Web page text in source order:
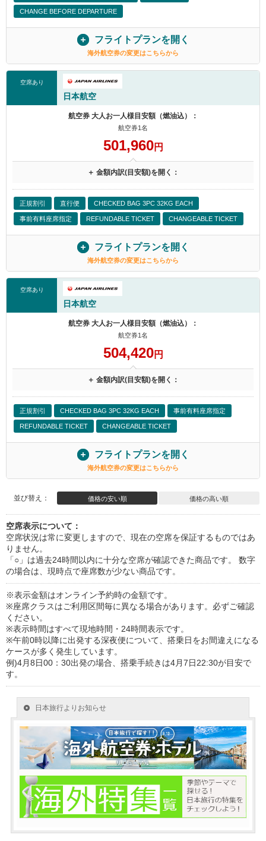
CHANGE BEFORE DEPARTURE
フライトプランを開く
海外航空券の変更はこちらから
空席あり
日本航空
航空券 大人お一人様目安額（燃油込）：
航空券1名
501,960円
＋ 金額内訳(目安額)を開く：
正規割引 直行便 CHECKED BAG 3PC 32KG EACH
事前有料座席指定 REFUNDABLE TICKET CHANGEABLE TICKET
フライトプランを開く
海外航空券の変更はこちらから
空席あり
日本航空
航空券 大人お一人様目安額（燃油込）：
航空券1名
504,420円
＋ 金額内訳(目安額)を開く：
正規割引 CHECKED BAG 3PC 32KG EACH 事前有料座席指定
REFUNDABLE TICKET CHANGEABLE TICKET
フライトプランを開く
海外航空券の変更はこちらから
並び替え： 価格の安い順 価格の高い順
空席表示について：
空席状況は常に変更しますので、現在の空席を保証するものではあ
りません。
「○」は過去24時間以内に十分な空席が確認できた商品です。 数字
の場合は、現時点で座席数が少ない商品です。
※表示金額はオンライン予約時の金額です。
※座席クラスはご利用区間毎に異なる場合があります。必ずご確認
ください。
※表示時間はすべて現地時間・24時間表示です。
※午前0時以降に出発する深夜便について、搭乗日をお間違えになる
ケースが多く発生しています。
例)4月8日00：30出発の場合、搭乗手続きは4月7日22:30が目安で
す。